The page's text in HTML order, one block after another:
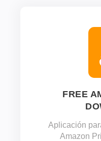
FREE
Aplicación
Amazon